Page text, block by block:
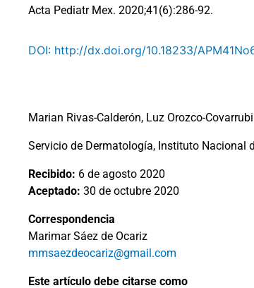
Acta Pediatr Mex. 2020;41(6):286-92.
DOI: http://dx.doi.org/10.18233/
Marian Rivas-Calderón, Luz Orozco-
Servicio de Dermatología, Instituto Nacional
Recibido: 6 de agosto 2020
Aceptado: 30 de octubre 2020
Correspondencia
Marimar Sáez de Ocariz
mmsaezdeocariz@gmail.com
Este artículo debe citarse como